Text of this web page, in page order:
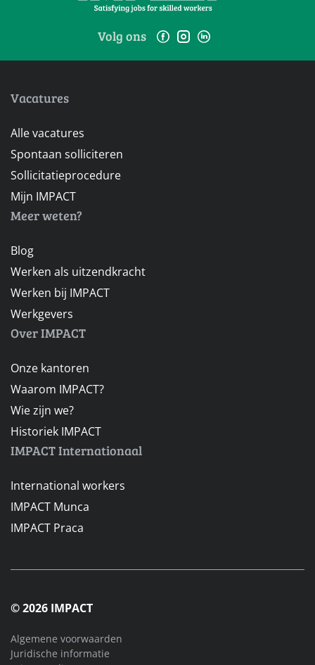
Volg ons
Vacatures
Alle vacatures
Spontaan solliciteren
Sollicitatieprocedure
Mijn IMPACT
Meer weten?
Blog
Werken als uitzendkracht
Werken bij IMPACT
Werkgevers
Over IMPACT
Onze kantoren
Waarom IMPACT?
Wie zijn we?
Historiek IMPACT
IMPACT Internationaal
International workers
IMPACT Munca
IMPACT Praca
© 2026 IMPACT
Algemene voorwaarden
Juridische informatie